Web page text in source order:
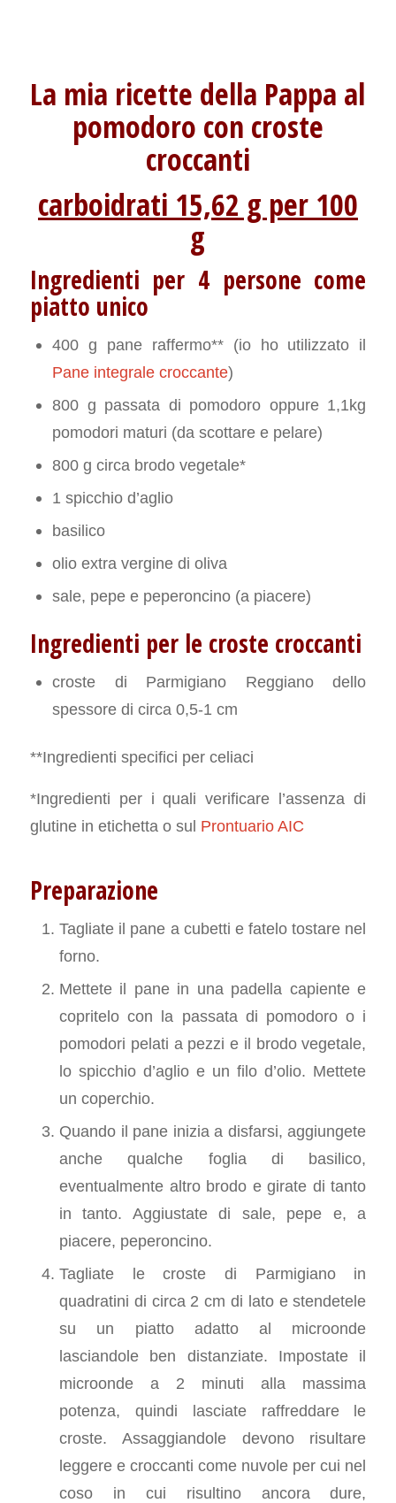
La mia ricette della Pappa al
pomodoro con croste
croccanti
carboidrati 15,62 g per 100
g
Ingredienti per 4 persone come
piatto unico
400 g pane raffermo** (io ho utilizzato il
Pane integrale croccante)
800 g passata di pomodoro oppure 1,1kg
pomodori maturi (da scottare e pelare)
800 g circa brodo vegetale*
1 spicchio d’aglio
basilico
olio extra vergine di oliva
sale, pepe e peperoncino (a piacere)
Ingredienti per le croste croccanti
croste di Parmigiano Reggiano dello
spessore di circa 0,5-1 cm
**Ingredienti specifici per celiaci
*Ingredienti per i quali verificare l’assenza di
glutine in etichetta o sul Prontuario AIC
Preparazione
Tagliate il pane a cubetti e fatelo tostare nel
forno.
Mettete il pane in una padella capiente e
copritelo con la passata di pomodoro o i
pomodori pelati a pezzi e il brodo vegetale,
lo spicchio d’aglio e un filo d’olio. Mettete
un coperchio.
Quando il pane inizia a disfarsi, aggiungete
anche qualche foglia di basilico,
eventualmente altro brodo e girate di tanto
in tanto. Aggiustate di sale, pepe e, a
piacere, peperoncino.
Tagliate le croste di Parmigiano in
quadratini di circa 2 cm di lato e stendetele
su un piatto adatto al microonde
lasciandole ben distanziate. Impostate il
microonde a 2 minuti alla massima
potenza, quindi lasciate raffreddare le
croste. Assaggiandole devono risultare
leggere e croccanti come nuvole per cui nel
coso in cui risultino ancora dure,